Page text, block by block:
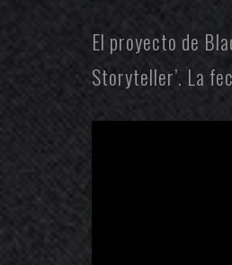
El proyecto de
Storyteller’. La